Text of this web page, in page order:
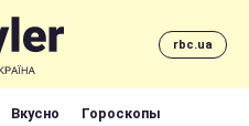
rbc.ua
Вкусно Гороскопы